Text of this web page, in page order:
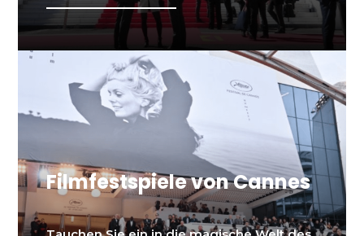
Filmfestspiele von Cannes